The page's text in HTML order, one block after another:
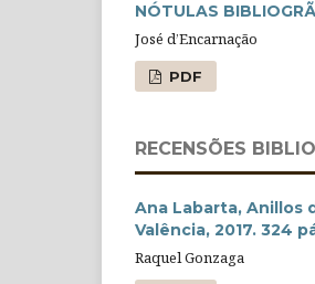
NÓTULAS
José d’Encarnação
PDF
RECENSÕES
Ana Labarta, Anillos
Valência, 2017. 324
Raquel Gonzaga